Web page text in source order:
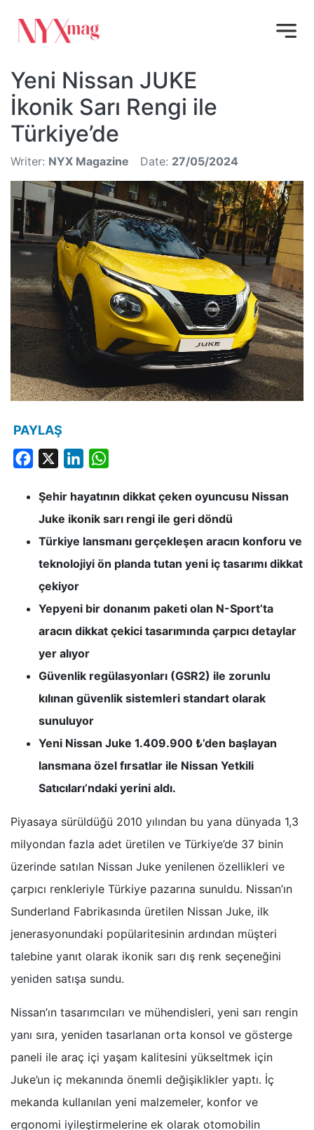
Yeni Nissan JUKE
İkonik Sarı Rengi ile
Türkiye’de
Writer: NYX Magazine Date: 27/05/2024
PAYLAŞ
Facebook LinkedIn
Şehir hayatının dikkat çeken oyuncusu Nissan
Juke ikonik sarı rengi ile geri döndü
Türkiye lansmanı gerçekleşen aracın konforu ve
teknolojiyi ön planda tutan yeni iç tasarımı dikkat
çekiyor
Yepyeni bir donanım paketi olan N-Sport’ta
aracın dikkat çekici tasarımında çarpıcı detaylar
yer alıyor
Güvenlik regülasyonları (GSR2) ile zorunlu
kılınan güvenlik sistemleri standart olarak
sunuluyor
Yeni Nissan Juke 1.409.900 ₺’den başlayan
lansmana özel fırsatlar ile Nissan Yetkili
Satıcıları’ndaki yerini aldı.
Piyasaya sürüldüğü 2010 yılından bu yana dünyada 1,3
milyondan fazla adet üretilen ve Türkiye’de 37 binin
üzerinde satılan Nissan Juke yenilenen özellikleri ve
çarpıcı renkleriyle Türkiye pazarına sunuldu. Nissan’ın
Sunderland Fabrikasında üretilen Nissan Juke, ilk
jenerasyonundaki popülaritesinin ardından müşteri
talebine yanıt olarak ikonik sarı dış renk seçeneğini
yeniden satışa sundu.
Nissan’ın tasarımcıları ve mühendisleri, yeni sarı rengin
yanı sıra, yeniden tasarlanan orta konsol ve gösterge
paneli ile araç içi yaşam kalitesini yükseltmek için
Juke’un iç mekanında önemli değişiklikler yaptı. İç
mekanda kullanılan yeni malzemeler, konfor ve
ergonomi iyileştirmelerine ek olarak otomobilin